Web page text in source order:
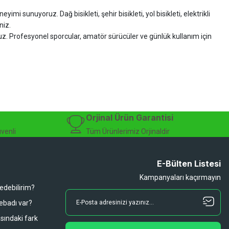
sunuyoruz. Dağ bisikleti, şehir bisikleti, yol bisikleti, elektrikli
Profesyonel sporcular, amatör sürücüler ve günlük kullanım için
Orjinal Ürün Garantisi
Tüm Ürünlerimiz Orjinaldir
var?
fark
E-Bülten Listesi
Kampanyaları kaçırmayın